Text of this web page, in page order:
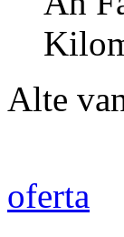
Alte
oferta